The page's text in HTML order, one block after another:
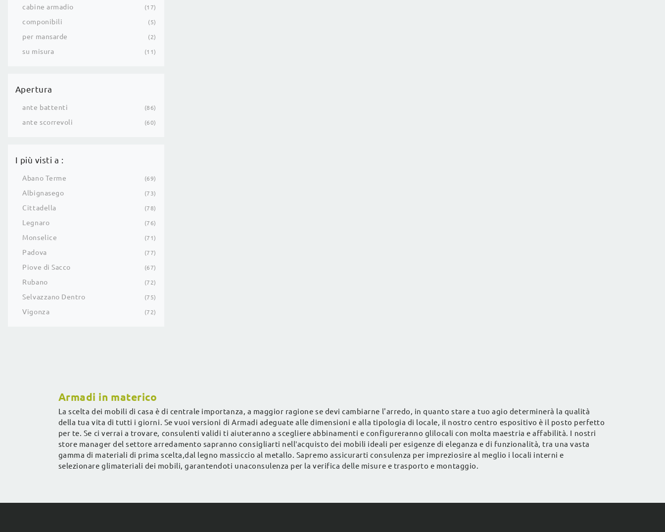
cabine armadio 17
componibili 5
per mansarde 2
su misura 11
Apertura
ante battenti 86
ante scorrevoli 60
I più visti a :
Abano Terme 69
Albignasego 73
Cittadella 78
Legnaro 76
Monselice 71
Padova 77
Piove di Sacco 67
Rubano 72
Selvazzano Dentro 75
Vigonza 72
Armadi in materico
La scelta dei mobili di casa è di centrale importanza, a maggior ragione se devi cambiarne l'arredo, in quanto stare a tuo agio determinerà la qualità
della tua vita di tutti i giorni. Se vuoi versioni di Armadi adeguate alle dimensioni e alla tipologia di locale, il nostro centro espositivo è il posto perfetto
per te. Se ci verrai a trovare, consulenti validi ti aiuteranno a scegliere abbinamenti e configureranno glilocali con molta maestria e affabilità. I nostri
store manager del settore arredamento sapranno consigliarti nell’acquisto dei mobili ideali per esigenze di eleganza e di funzionalità, tra una vasta
gamma di materiali di prima scelta,dal legno massiccio al metallo. Sapremo assicurarti consulenza per impreziosire al meglio i locali interni e
selezionare glimateriali dei mobili, garantendoti unaconsulenza per la verifica delle misure e trasporto e montaggio.